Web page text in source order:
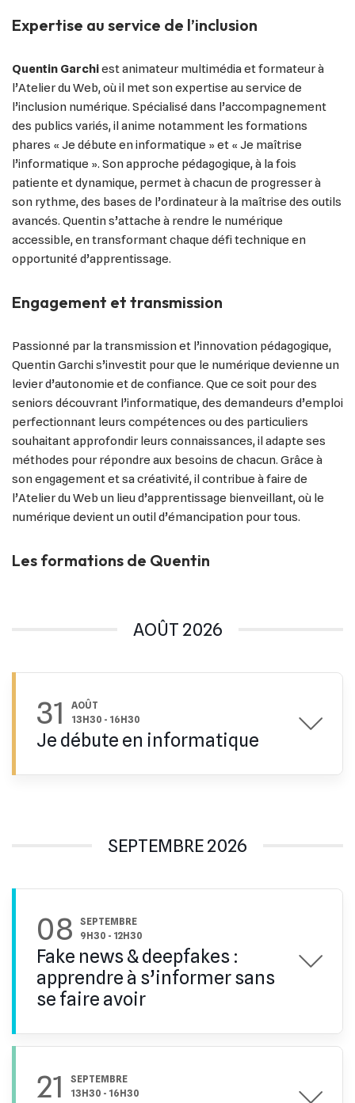
Expertise au service de l’inclusion
Quentin Garchiest animateur multimédia et formateur à
l’Atelier du Web, où il met son expertise au service de
l’inclusion numérique. Spécialisé dans l’accompagnement
des publics variés, il anime notamment les formations
phares « Je débute en informatique » et « Je maîtrise
l’informatique ». Son approche pédagogique, à la fois
patiente et dynamique, permet à chacun de progresser à
son rythme, des bases de l’ordinateur à la maîtrise des outils
avancés. Quentin s’attache à rendre le numérique
accessible, en transformant chaque défi technique en
opportunité d’apprentissage.
Engagement et transmission
Passionné par la transmission et l’innovation pédagogique,
Quentin Garchi s’investit pour que le numérique devienne un
levier d’autonomie et de confiance. Que ce soit pour des
seniors découvrant l’informatique, des demandeurs d’emploi
perfectionnant leurs compétences ou des particuliers
souhaitant approfondir leurs connaissances, il adapte ses
méthodes pour répondre aux besoins de chacun. Grâce à
son engagement et sa créativité, il contribue à faire de
l’Atelier du Web un lieu d’apprentissage bienveillant, où le
numérique devient un outil d’émancipation pour tous.
Les formations de Quentin
AOÛT 2026
31
AOÛT
13H30 - 16H30
Je débute en informatique
SEPTEMBRE 2026
08
SEPTEMBRE
9H30 - 12H30
Fake news & deepfakes :
apprendre à s’informer sans
se faire avoir
21
SEPTEMBRE
13H30 - 16H30